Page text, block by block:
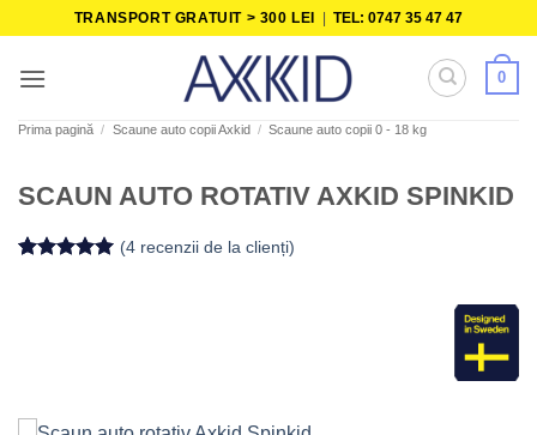
content
TRANSPORT GRATUIT > 300 LEI |TEL: 0747 35 47 47
0
Prima pagină / Scaune auto copii Axkid / Scaune auto copii 0 - 18 kg
SCAUN AUTO ROTATIV AXKID SPINKID
(4recenzii de la clienți)